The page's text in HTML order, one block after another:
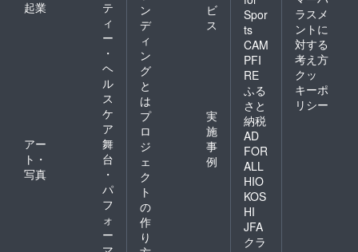
起業
テ
ィ
ー
・
ヘ
ル
ス
ケ
ア
アー
ト・
写真
舞
台
・
パ
フ
ォ
ー
ン
デ
ィ
ン
グ
と
は
ビ
ス
プ
ロ
ジ
ェ
ク
ト
の
作
り
実
施
事
例
Spor
ts
CAM
PFI
RE
ふる
さと
納税
AD
FOR
ALL
HIO
KOS
HI
JFA
クラ
ラスメ
ントに
対する
考え方
クッ
キーポ
リシー